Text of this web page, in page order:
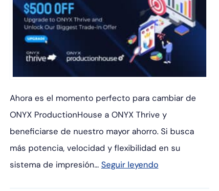
Ahora es el momento perfecto para cambiar de
ONYX ProductionHouse a ONYX Thrive y
beneficiarse de nuestro mayor ahorro. Si busca
más potencia, velocidad y flexibilidad en su
sistema de impresión... Seguir leyendo